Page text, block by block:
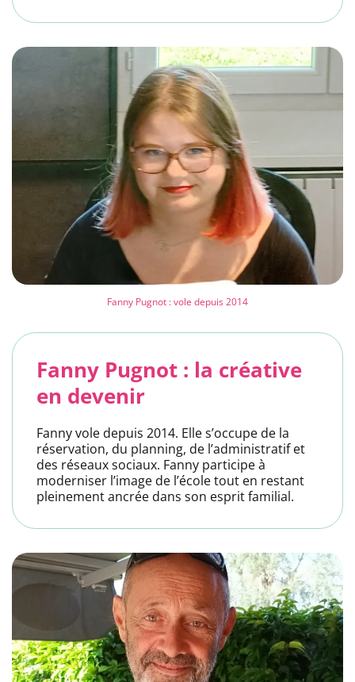
Fanny Pugnot : vole depuis 2014
Fanny Pugnot : la créative
en devenir
Fanny vole depuis 2014. Elle s’occupe de la
réservation, du planning, de l’administratif et
des réseaux sociaux. Fanny participe à
moderniser l’image de l’école tout en restant
pleinement ancrée dans son esprit familial.